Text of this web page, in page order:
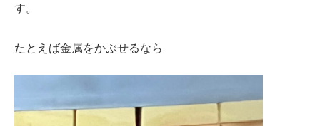
す。
たとえば金属をかぶせるなら